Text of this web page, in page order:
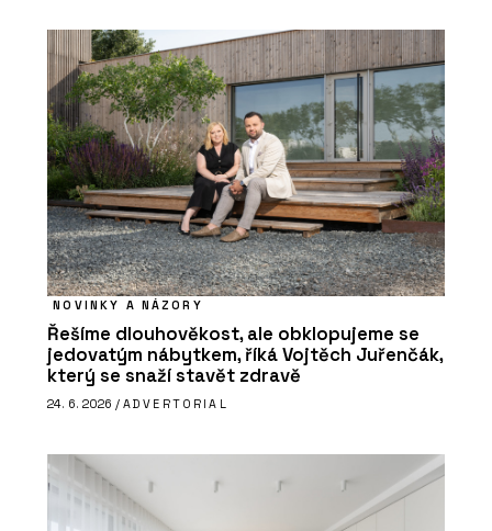
NOVINKY A NÁZORY
Řešíme dlouhověkost, ale obklopujeme se
jedovatým nábytkem, říká Vojtěch Juřenčák,
který se snaží stavět zdravě
24. 6. 2026 / ADVERTORIAL